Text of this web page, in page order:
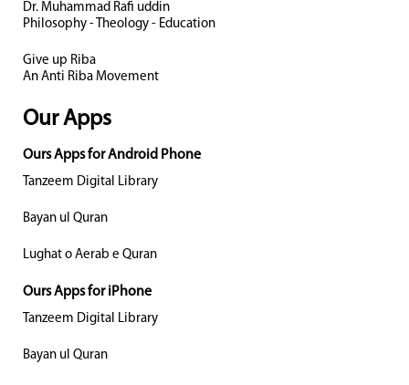
Dr. Muhammad Rafi uddin
Philosophy - Theology - Education
Give up Riba
An Anti Riba Movement
Our Apps
Ours Apps for Android Phone
Tanzeem Digital Library
Bayan ul Quran
Lughat o Aerab e Quran
Ours Apps for iPhone
Tanzeem Digital Library
Bayan ul Quran